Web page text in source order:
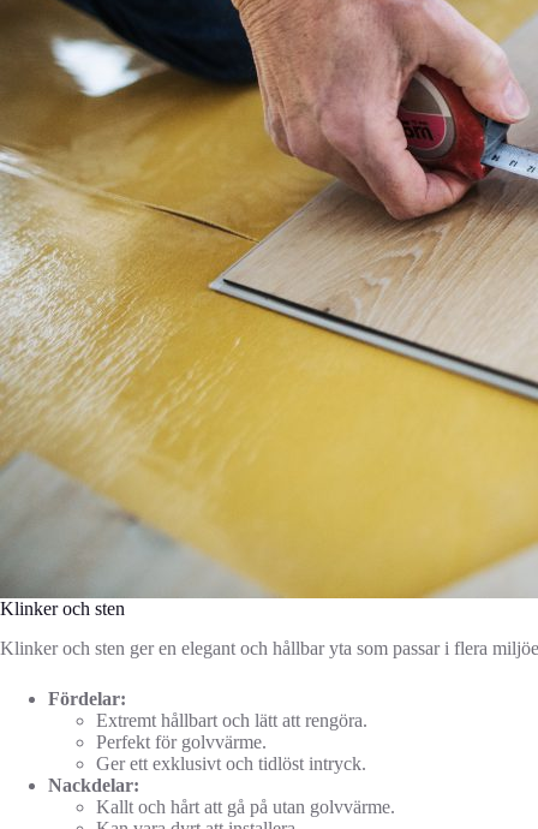
Klinker och sten
Klinker och sten ger en elegant och hållbar yta som passar i flera
Fördelar:
Extremt hållbart och lätt att rengöra.
Perfekt för golvvärme.
Ger ett exklusivt och tidlöst intryck.
Nackdelar:
Kallt och hårt att gå på utan golvvärme.